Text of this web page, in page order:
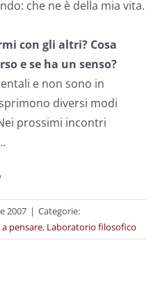
che ne è della mia vita.
con gli altri? Cosa
e se ha un senso?
e non sono in
diversi modi
prossimi incontri
2007 | Categorie:
pensare, Laboratorio filosofico